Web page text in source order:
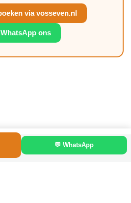
via vosseven.nl
ons
| Verhuur door CarpeLacussinds 2002
💬 WhatsApp